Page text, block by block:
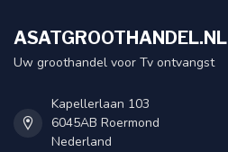
ASATGROOTHANDEL.NL
Uw groothandel voor Tv ontvangst
Kapellerlaan 103
6045AB Roermond
Nederland